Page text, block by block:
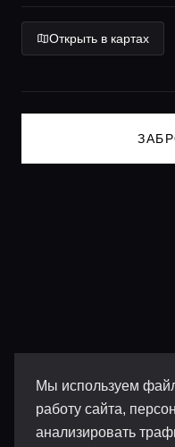
Мы используем
работу сайта,
анализировать
Lifestyle
Открыть в картах